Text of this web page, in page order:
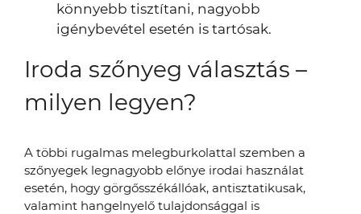
könnyebb tisztítani, nagyobb
igénybevétel esetén is tartósak.
Iroda szőnyeg választás –
milyen legyen?
A többi rugalmas melegburkolattal szemben a
szőnyegek legnagyobb előnye irodai használat
esetén, hogy görgősszékállóak, antisztatikusak,
valamint hangelnyelő tulajdonsággal is